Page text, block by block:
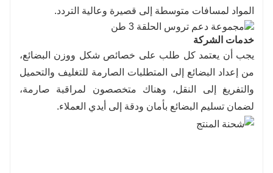
المواد لمسافات متوسطة إلى قصيرة وعالية التردد.
خدمات الشركة
يجب أن يعتمد كل طلب على خصائص شكل ووزن البضائع،
من إعداد البضائع إلى المتطلبات الصارمة للتغليف والتحميل
والتفريغ إلى النقل، وهناك متخصصون لمراقبة صارمة،
لضمان تسليم البضائع بأمان ودقة إلى أيدي العملاء.